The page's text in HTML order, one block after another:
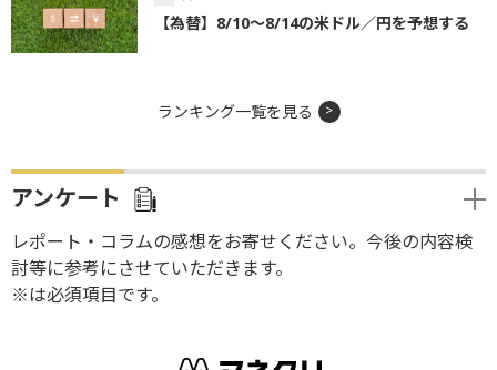
【為替】8/10～8/14の米ドル／円を予想する
ランキング一覧を見る
アンケート
レポート・コラムの感想をお寄せください。今後の内容検
討等に参考にさせていただきます。
※は必須項目です。